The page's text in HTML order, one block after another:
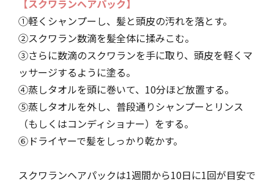
【スクワランヘアパック】
①軽くシャンプーし、髪と頭皮の汚れを落とす。
②スクワラン数滴を髪全体に揉みこむ。
③さらに数滴のスクワランを手に取り、頭皮を軽くマ
ッサージするように塗る。
④蒸しタオルを頭に巻いて、10分ほど放置する。
⑤蒸しタオルを外し、普段通りシャンプーとリンス
（もしくはコンディショナー）をする。
⑥ドライヤーで髪をしっかり乾かす。
スクワランヘアパックは1週間から10日に1回が目安で